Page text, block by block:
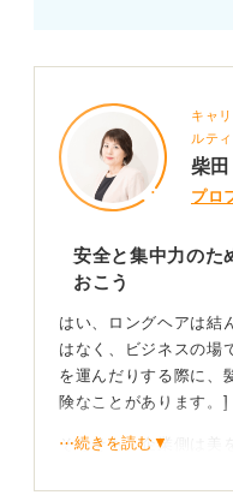
キャ
ルテ
柴田
プロ
安全と集中力のた
おこう
はい、ロングヘアは結
はなく、ビジネスの場
を運んだりする際に、
険なことがあります。]
そもそも、企業側は美
⋯続きを読む▼